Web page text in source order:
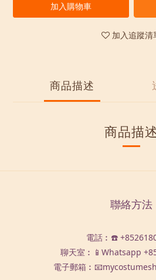
加入購物車
加入追蹤清
商品描述
商品描
聯絡方法
電話︰☎️
聊天室︰📱Whatsapp
電子郵箱